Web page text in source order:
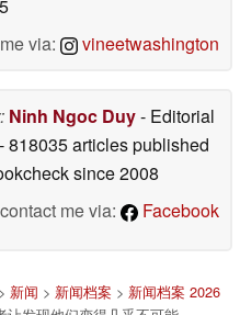
via:
vineetwashington
Ninh Ngoc Duy- Editorial
- 818035 articles published
since 2008
contact me via:
Facebook
> 新闻 > 新闻档案 > 新闻档案 2026